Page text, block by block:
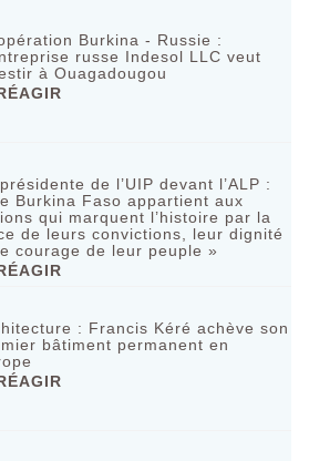
Burkina - Russie :
russe Indesol LLC veut
à Ouagadougou
de l’UIP devant l’ALP :
Burkina Faso appartient aux
qui marquent l’histoire par la
de leurs convictions, leur dignité
courage de leur peuple »
: Francis Kéré achève son
bâtiment permanent en